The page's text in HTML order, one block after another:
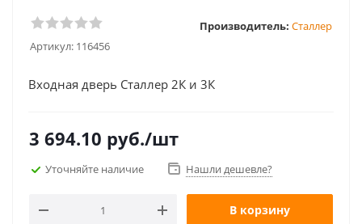
Артикул: 116456
Производитель: Сталлер
Входная дверь Сталлер 2К и 3К
3 694.10 руб./шт
Уточняйте наличие Нашли дешевле?
В корзину